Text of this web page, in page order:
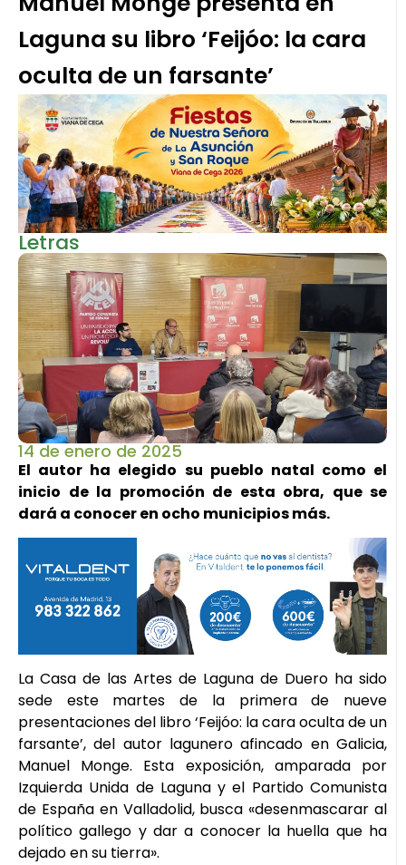
Laguna su libro ‘Feijóo: la cara
oculta de un farsante’
Letras
14 de enero de 2025
El autor ha elegido su pueblo natal como el
inicio de la promoción de esta obra, que se
dará a conocer en ocho municipios más.
La Casa de las Artes de Laguna de Duero ha sido
sede este martes de la primera de nueve
presentaciones del libro ‘Feijóo: la cara oculta de un
farsante’, del autor lagunero afincado en Galicia,
Manuel Monge. Esta exposición, amparada por
Izquierda Unida de Laguna y el Partido Comunista
de España en Valladolid, busca «desenmascarar al
político gallego y dar a conocer la huella que ha
dejado en su tierra».